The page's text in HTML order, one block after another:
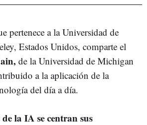
pertenece a la Universidad de
Estados Unidos, comparte el
de la Universidad de Michigan
a la aplicación de la
del día a día.
la IA se centran sus